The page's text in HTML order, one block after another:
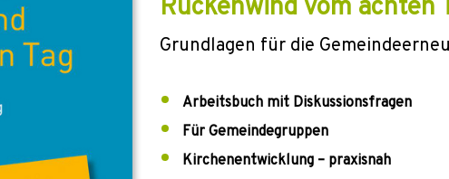
Rückenwind vom achten
Grundlagen für die
Arbeitsbuch mit Diskussionsfragen
Für Gemeindegruppen
Kirchenentwicklung – praxisnah